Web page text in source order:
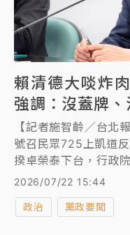
賴清德大啖炸
強調：沒蓋牌、
【記者施智齡／台北
號召民眾725上凱道
揆卓榮泰下台，行政
法，昨天邀集六都首
中市長盧秀燕批修法
進黨招待新任中執委
2026/07/22 15:44
政治 黨政要聞